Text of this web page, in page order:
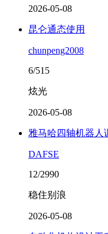
2026-05-08
昆仑通态使用
chunpeng2008
6/515
炫光
2026-05-08
雅马哈四轴机器人
DAFSE
12/2990
稳住别浪
2026-05-08